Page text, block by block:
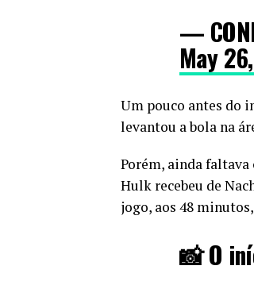
—
May
Um pouco antes do
levantou a bola na
Porém, ainda faltava
Hulk recebeu de
jogo, aos 48
📸 O